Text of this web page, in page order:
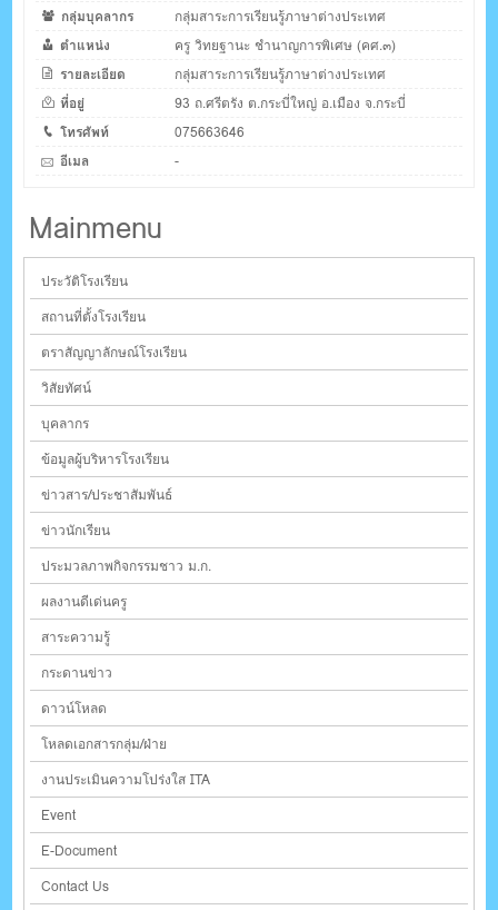
กลุ่มบุคลากร
กลุ่มสาระการเรียนรู้ภาษาต่างประเทศ
ตำแหน่ง
ครู วิทยฐานะ ชำนาญการพิเศษ (คศ.๓)
รายละเอียด
กลุ่มสาระการเรียนรู้ภาษาต่างประเทศ
ที่อยู่
93 ถ.ศรีตรัง ต.กระบี่ใหญ่ อ.เมือง จ.กระบี่
โทรศัพท์
075663646
อีเมล
-
Mainmenu
ประวัติโรงเรียน
สถานที่ตั้งโรงเรียน
ตราสัญญาลักษณ์โรงเรียน
วิสัยทัศน์
บุคลากร
ข้อมูลผู้บริหารโรงเรียน
ข่าวสาร/ประชาสัมพันธ์
ข่าวนักเรียน
ประมวลภาพกิจกรรมชาว ม.ก.
ผลงานดีเด่นครู
สาระความรู้
กระดานข่าว
ดาวน์โหลด
โหลดเอกสารกลุ่ม/ฝ่าย
งานประเมินความโปร่งใส ITA
Event
E-Document
Contact Us